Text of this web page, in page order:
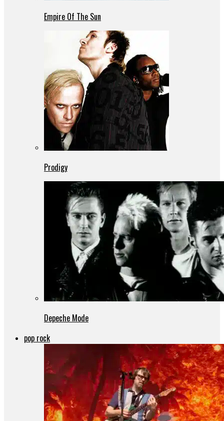
Empire Of The Sun
Prodigy
Depeche Mode
pop rock